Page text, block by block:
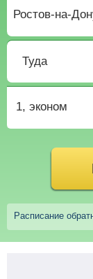
Туда
1, эконом
Расписание